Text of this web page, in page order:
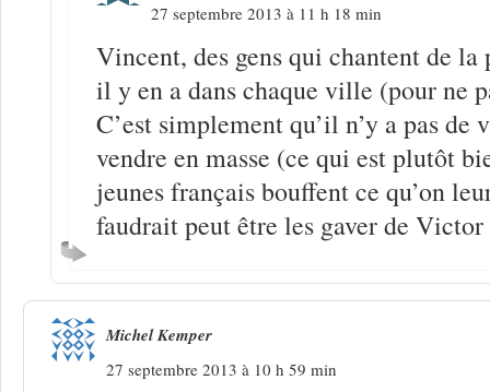
27 septembre 2013 à 11 h 18 min
Vincent, des gens qui chantent de la
il y en a dans chaque ville (pour ne
C’est simplement qu’il n’y a pas
vendre en masse (ce qui est plutôt
jeunes français bouffent ce qu’on
faudrait peut être les gaver de
Michel Kemper
27 septembre 2013 à 10 h 59 min